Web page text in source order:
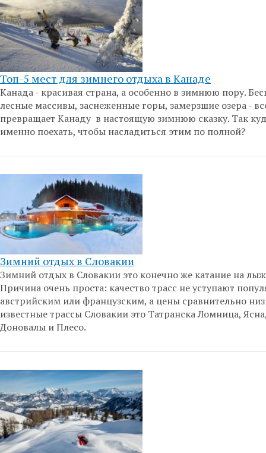
Топ-5 мест для зимнего отдыха в Канаде
Канада - красивая страна, а особенно в зимнюю пору.
лесные массивы, заснеженные горы, замерзшие озера -
превращает Канаду в настоящую зимнюю сказку. Так
именно поехать, чтобы насладиться этим по полной?
Зимний отдых в Словакии
Зимний отдых в Словакии это конечно же катание на
Причина очень проста: качество трасс не уступают
австрийским или французским, а цены сравнительно
известные трассы Словакии это Татранска Ломница,
Доновалы и Плесо.